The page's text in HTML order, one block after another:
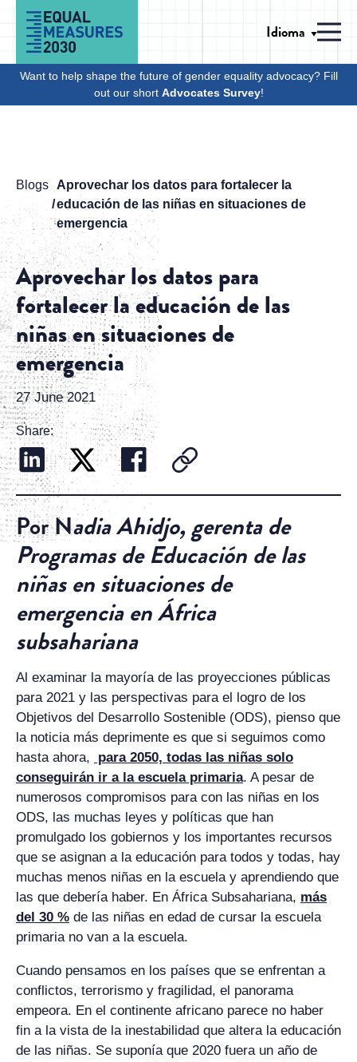
Skip to Content
Idioma
Want to help shape the future of gender equality advocacy? Fill
out our short Advocates Survey!
Blogs
Aprovechar los datos para fortalecer la
educación de las niñas en situaciones de
emergencia
Aprovechar los datos para
fortalecer la educación de las
niñas en situaciones de
emergencia
27 June 2021
Share:
Por Nadia Ahidjo, gerentade
Programas de Educación de las
niñas en situaciones de
emergencia en África
subsahariana
Al examinar la mayoría de las proyecciones públicas
para 2021 y las perspectivas para el logro de los
Objetivos del Desarrollo Sostenible (ODS), pienso que
la noticia más deprimente es que si seguimos como
hasta ahora,
para 2050, todas las niñas solo
conseguirán ir a la escuela primaria. A pesar de
numerosos compromisos para con las niñas en los
ODS, las muchas leyes y políticas que han
promulgado los gobiernos y los importantes recursos
que se asignan a la educación para todos y todas, hay
muchas menos niñas en la escuela y aprendiendo que
las que debería haber. En África Subsahariana, más
del 30 % de las niñas en edad de cursar la escuela
primaria no van a la escuela.
Cuando pensamos en los países que se enfrentan a
conflictos, terrorismo y fragilidad, el panorama
empeora. En el continente africano parece no haber
fin a la vista de la inestabilidad que altera la educación
de las niñas. Se suponía que 2020 fuera un año de